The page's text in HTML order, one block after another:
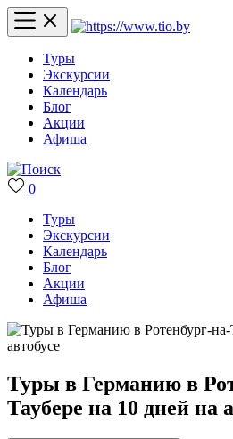
Туры
Экскурсии
Календарь
Блог
Акции
Афиша
0
Туры
Экскурсии
Календарь
Блог
Акции
Афиша
Туры в Германию в
Таубере на 10 дней на